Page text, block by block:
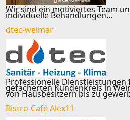
Wir sind ein motiviertes Team
individuelle Behandlungen...
dtec-weimar
Professionelle
gefächerten Kundenkreis in
von Hausbesitzern bis zu
Bistro-Café Alex11